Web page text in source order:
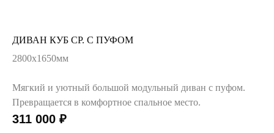
ДИВАН КУБ СР. С ПУФОМ
2800х1650мм
Мягкий и уютный большой модульный диван с пуфом.
Превращается в комфортное спальное место.
311 000 ₽